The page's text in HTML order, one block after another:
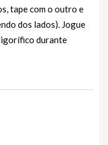
tape com o outro e
dos lados). Jogue
durante